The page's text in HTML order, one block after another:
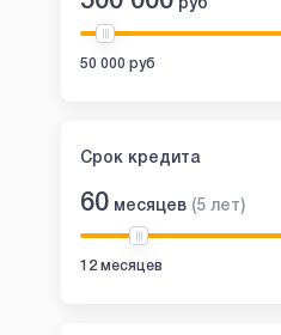
руб
50 000 руб
Срок кредита
60 месяцев (5 лет)
12 месяцев